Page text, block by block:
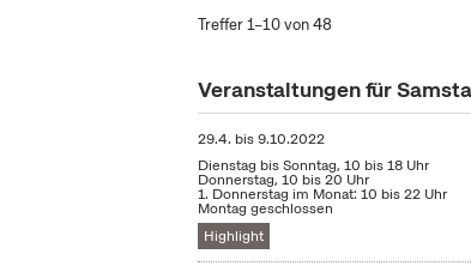
Treffer 1–10 von 48
Veranstaltungen für
29.4. bis9.10.2022
Dienstag bis Sonntag, 10 bis 18 Uhr
Donnerstag, 10 bis 20 Uhr
1. Donnerstag im Monat: 10 bis 22 Uhr
Montag geschlossen
Highlight